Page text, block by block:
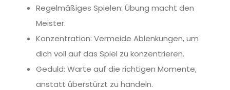
Regelmäßiges Spielen: Übung macht den
Meister.
Konzentration: Vermeide Ablenkungen, um
dich voll auf das Spiel zu konzentrieren.
Geduld: Warte auf die richtigen Momente,
anstatt überstürzt zu handeln.